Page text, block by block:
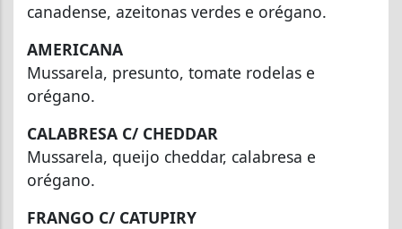
canadense, azeitonas verdes e orégano.
AMERICANA
Mussarela, presunto, tomate rodelas e
orégano.
CALABRESA C/ CHEDDAR
Mussarela, queijo cheddar, calabresa e
orégano.
FRANGO C/ CATUPIRY